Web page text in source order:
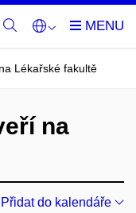
Lékařské fakultě
na
Přidat do kalendáře